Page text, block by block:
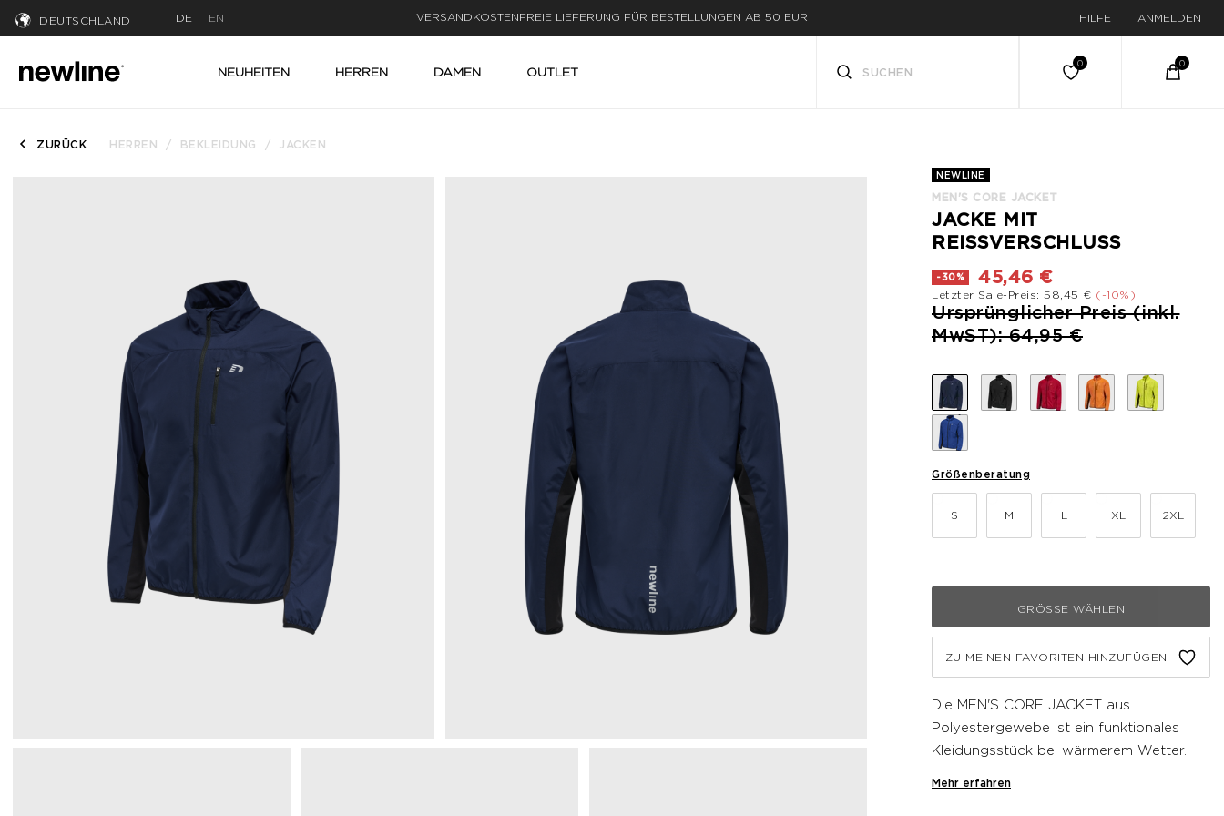
DEUTSCHLAND DE EN LIEFERUNG IN 1-3 WERKTAGEN HILFE ANMELDEN
NEUHEITEN HERREN DAMEN OUTLET
ZURÜCK HERREN BEKLEIDUNG JACKEN
NEWLINE
MEN'S CORE JACKET
JACKE MIT
REISSVERSCHLUSS
-30% 45,46 €
Letzter Sale-Preis: 58,45 € (-10%)
Preis reduziert von
Ursprünglicher Preis (inkl.
MwST): 64,95 €bis
Größenberatung
S M L XL 2XL
GRÖSSE WÄHLEN
ZU MEINEN FAVORITEN HINZUFÜGEN
Die MEN'S CORE JACKET aus
Polyestergewebe ist ein funktionales
Kleidungsstück bei wärmerem Wetter.
Mehr erfahren